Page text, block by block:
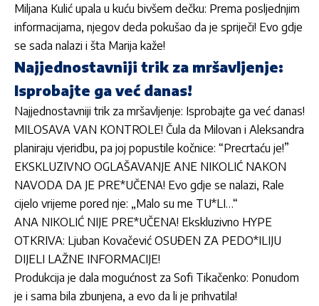
Miljana Kulić upala u kuću bivšem dečku: Prema posljednjim
informacijama, njegov deda pokušao da je spriječi! Evo gdje
se sada nalazi i šta Marija kaže!
Najjednostavniji trik za mršavljenje:
Isprobajte ga već danas!
Najjednostavniji trik za mršavljenje: Isprobajte ga već danas!
MILOSAVA VAN KONTROLE! Čula da Milovan i Aleksandra
planiraju vjeridbu, pa joj popustile kočnice: “Precrtaću je!”
EKSKLUZIVNO OGLAŠAVANJE ANE NIKOLIĆ NAKON
NAVODA DA JE PRE*UČENA! Evo gdje se nalazi, Rale
cijelo vrijeme pored nje: „Malo su me TU*LI…“
ANA NIKOLIĆ NIJE PRE*UČENA! Ekskluzivno HYPE
OTKRIVA: Ljuban Kovačević OSUĐEN ZA PEDO*ILIJU
DIJELI LAŽNE INFORMACIJE!
Produkcija je dala mogućnost za Sofi Tikačenko: Ponudom
je i sama bila zbunjena, a evo da li je prihvatila!